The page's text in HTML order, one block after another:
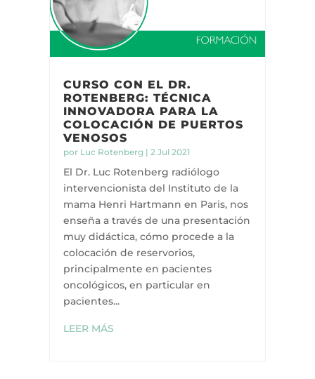
CURSO CON EL DR.
ROTENBERG: TÉCNICA
INNOVADORA PARA LA
COLOCACIÓN DE PUERTOS
VENOSOS
por Luc Rotenberg | 2 Jul 2021
El Dr. Luc Rotenberg radiólogo
intervencionista del Instituto de la
mama Henri Hartmann en Paris, nos
enseña a través de una presentación
muy didáctica, cómo procede a la
colocación de reservorios,
principalmente en pacientes
oncológicos, en particular en
pacientes...
LEER MÁS